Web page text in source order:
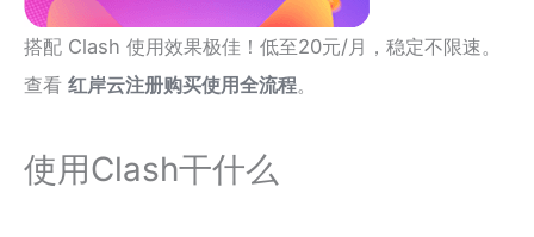
搭配 Clash 使用效果极佳！低至20元/月，稳定不限速。
查看 红岸云注册购买使用全流程。
使用Clash干什么